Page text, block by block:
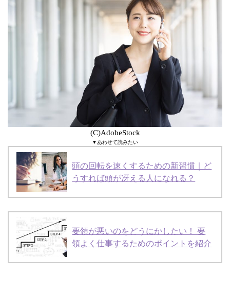
(C)AdobeStock
▼あわせて読みたい
頭の回転を速くするための新習慣｜ど
うすれば頭が冴える人になれる？
要領が悪いのをどうにかしたい！ 要
領よく仕事するためのポイントを紹介